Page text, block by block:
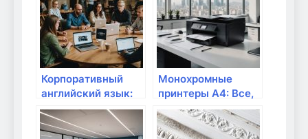
Корпоративный
английский язык:
ключ к успешной
коммуникации в
Монохромные
принтеры А4: Все,
что нужно знать
для выбора и